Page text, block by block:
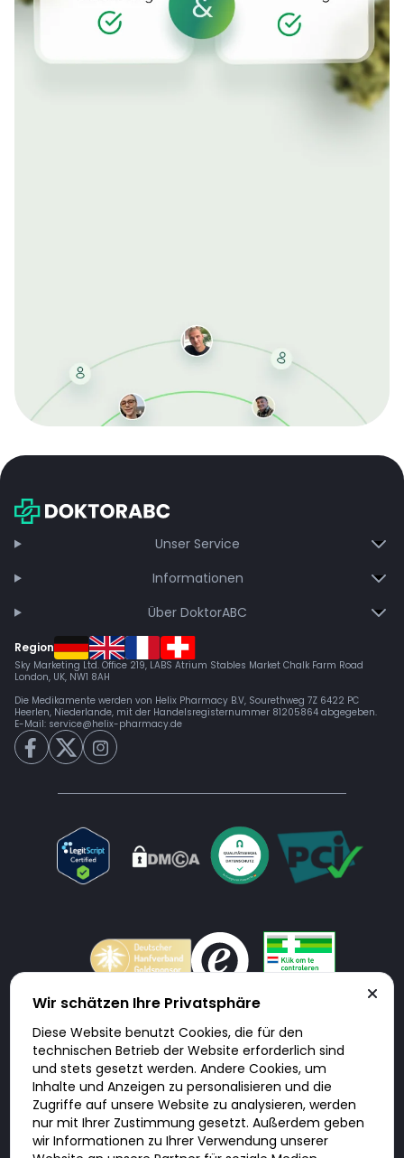
bei jeder Bestellung, erhalten schnelle Lieferung und
Unser Service
Informationen
Über DoktorABC
Region
Sky Marketing Ltd. Office 219, LABS Atrium Stables Market Chalk Farm Road
London, UK, NW1 8AH
Die Medikamente werden von Helix Pharmacy B.V, Sourethweg 7Z 6422 PC
Heerlen, Niederlande, mit der Handelsregisternummer 81205864 abgegeben.
E-Mail: service@helix-pharmacy.de
Doktorabc.com ist eine Vermittlungsplattform. Doktorabc ist ausdrücklich
keine Internetapotheke. Doktorabc bietet keine Medikamente oder
sonstige Produkte an oder liefert diese. Jegliche Informationen zu
Produkten, Medikamenten und Preisen auf der Internetseite beinhalten
kein Angebot von Doktorabc an Sie. Für die Einhaltung der in Ihrem Land
geltenden Gesetze und sonstigen Rechtsvorschriften sind Sie als Nutzer
selbst verantwortlich. Die Nutzung unseres Services auf Doktorabc durch
Sie erfolgt auf eigenes Risiko und in eigener Verantwortung. Sie erklären,
diese Internetseite aus eigener Initiative zu besuchen und zu nutzen.
Wir schätzen Ihre Privatsphäre
Diese Website benutzt Cookies, die für den
technischen Betrieb der Website erforderlich sind
und stets gesetzt werden. Andere Cookies, um
Inhalte und Anzeigen zu personalisieren und die
Zugriffe auf unsere Website zu analysieren, werden
nur mit Ihrer Zustimmung gesetzt. Außerdem geben
wir Informationen zu Ihrer Verwendung unserer